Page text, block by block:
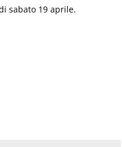
sabato 19 aprile.